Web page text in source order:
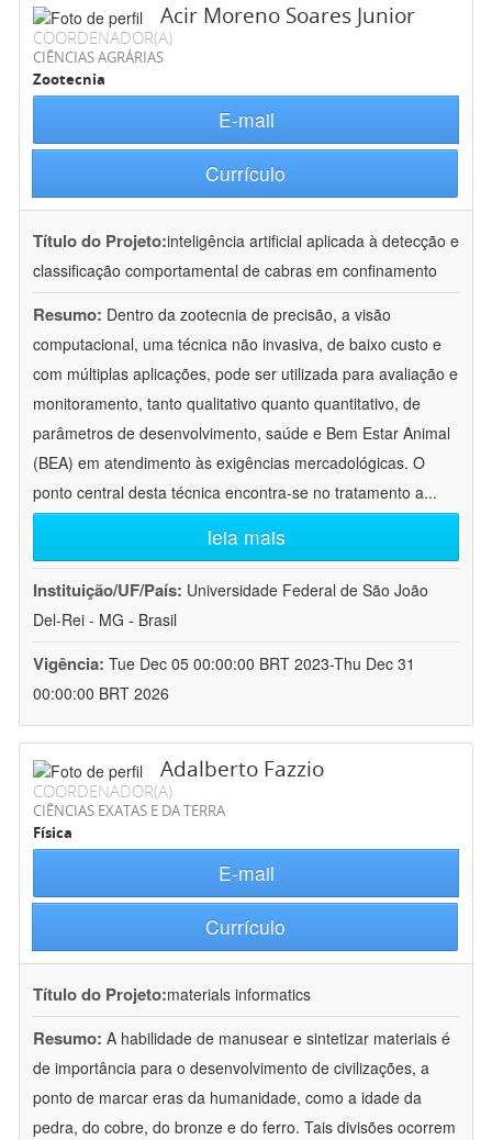
Acir Moreno Soares Junior
COORDENADOR(A)
CIÊNCIAS AGRÁRIAS
Zootecnia
E-mail
Currículo
Título do Projeto:inteligência artificial aplicada à detecção e
classificação comportamental de cabras em confinamento
Resumo: Dentro da zootecnia de precisão, a visão
computacional, uma técnica não invasiva, de baixo custo e
com múltiplas aplicações, pode ser utilizada para avaliação e
monitoramento, tanto qualitativo quanto quantitativo, de
parâmetros de desenvolvimento, saúde e Bem Estar Animal
(BEA) em atendimento às exigências mercadológicas. O
ponto central desta técnica encontra-se no tratamento a...
leia mais
Instituição/UF/País: Universidade Federal de São João
Del-Rei - MG - Brasil
Vigência: Tue Dec 05 00:00:00 BRT 2023-Thu Dec 31
00:00:00 BRT 2026
Adalberto Fazzio
COORDENADOR(A)
CIÊNCIAS EXATAS E DA TERRA
Física
E-mail
Currículo
Título do Projeto:materials informatics
Resumo: A habilidade de manusear e sintetizar materiais é
de importância para o desenvolvimento de civilizações, a
ponto de marcar eras da humanidade, como a idade da
pedra, do cobre, do bronze e do ferro. Tais divisões ocorrem